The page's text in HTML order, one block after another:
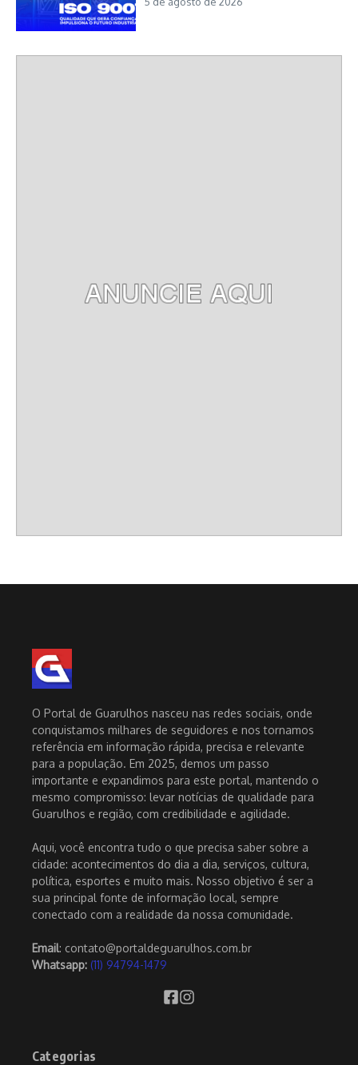
O Portal de Guarulhos nasceu nas redes sociais, onde
conquistamos milhares de seguidores e nos tornamos
referência em informação rápida, precisa e relevante
para a população. Em 2025, demos um passo
importante e expandimos para este portal, mantendo o
mesmo compromisso: levar notícias de qualidade para
Guarulhos e região, com credibilidade e agilidade.
Aqui, você encontra tudo o que precisa saber sobre a
cidade: acontecimentos do dia a dia, serviços, cultura,
política, esportes e muito mais. Nosso objetivo é ser a
sua principal fonte de informação local, sempre
conectado com a realidade da nossa comunidade.
Email: contato@portaldeguarulhos.com.br
Whatsapp: (11) 94794-1479
Categorias